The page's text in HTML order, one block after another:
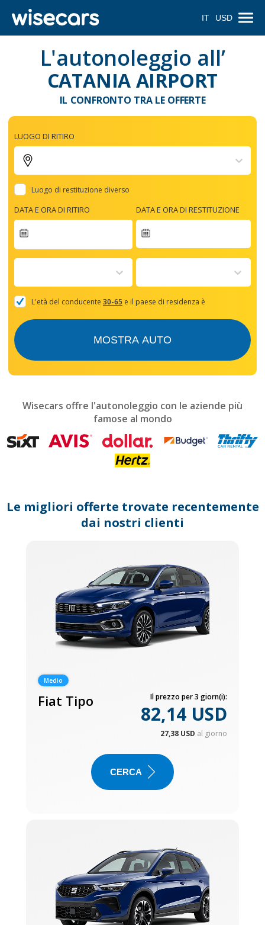
IT USD
L'autonoleggio all’
CATANIA AIRPORT
IL CONFRONTO TRA LE OFFERTE
LUOGO DI RITIRO
Luogo di restituzione diverso
DATA E ORA DI RITIRO
forward
with
the
and
mark
get
the
dates.
DATA E ORA DI RESTITUZIONE
L'età del conducente 30-65 e il paese di residenza è
MOSTRA AUTO
Wisecars offre l'autonoleggio con le aziende più
famose al mondo
Le migliori offerte trovate recentemente
dai nostri clienti
Medio
Fiat Tipo Il prezzo per 3 giorn(i):
82,14 USD
27,38 USD al giorno
CERCA